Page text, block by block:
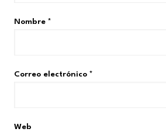
Nombre *
Correo electrónico *
Web